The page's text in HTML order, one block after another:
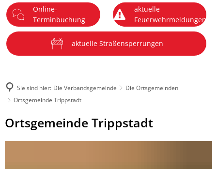
Menü
Online-
Terminbuchung
aktuelle
Feuerwehrmeldungen
aktuelle Straßensperrungen
Sie sind hier: Die Verbandsgemeinde
Die Ortsgemeinden
Ortsgemeinde Trippstadt
Ortsgemeinde
Trippstadt
Ortsgemeinde Trippstadt